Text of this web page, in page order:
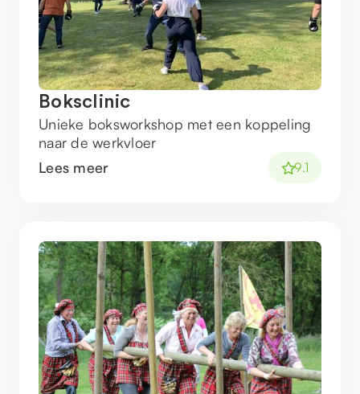
Boksclinic
Unieke boksworkshop met een koppeling
naar de werkvloer
Lees meer
9.1